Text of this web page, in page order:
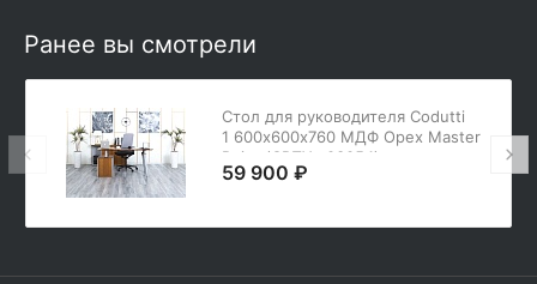
Ранее вы смотрели
Стол для руководителя Codutti
1 600х600х760 МДФ Орех Master
Point (СРПХк-03054)
59 900 ₽